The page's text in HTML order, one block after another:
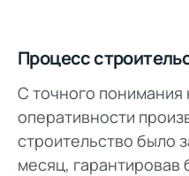
Процесс
С точного понимания
оперативности
строительство было
месяц,